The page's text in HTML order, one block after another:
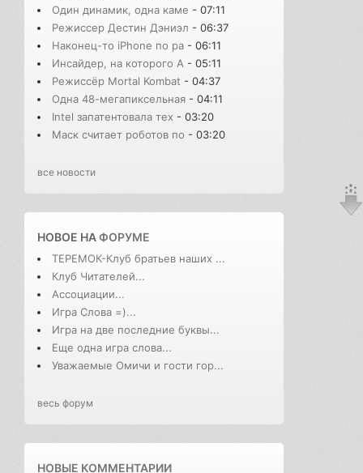
Один динамик, одна каме - 07:11
Режиссер Дестин Дэниэл - 06:37
Наконец-то iPhone по ра - 06:11
Инсайдер, на которого A - 05:11
Режиссёр Mortal Kombat - 04:37
Одна 48-мегапиксельная - 04:11
Intel запатентовала тех - 03:20
Маск считает роботов по - 03:20
все новости
НОВОЕ НАФОРУМЕ
ТЕРЕМОК-Клуб братьев наших ...
Клуб Читателей...
Ассоциации...
Игра Слова =)...
Игра на две последние буквы...
Еще одна игра слова...
Уважаемые Омичи и гости гор...
весь форум
НОВЫЕ КОММЕНТАРИИ